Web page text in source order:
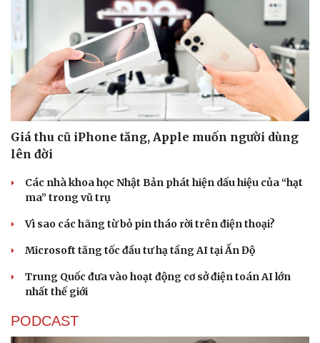
Sức khỏe
Dinh dưỡng - món ngon
Cây thuốc
Sản phụ khoa
Nhi khoa
Nam khoa
Làm đẹp - giảm cân
Phòng mạch online
Đời sống
Nhà đẹp
Blog
Tình yêu - Gia đình
Giá thu cũ iPhone tăng, Apple muốn người dùng
lên đời
Các nhà khoa học Nhật Bản phát hiện dấu hiệu của “hạt
ma” trong vũ trụ
Vì sao các hãng từ bỏ pin tháo rời trên điện thoại?
Microsoft tăng tốc đầu tư hạ tầng AI tại Ấn Độ
Trung Quốc đưa vào hoạt động cơ sở điện toán AI lớn
nhất thế giới
PODCAST